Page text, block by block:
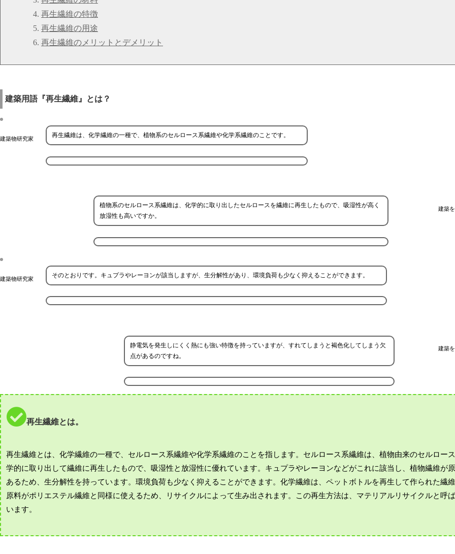
再生繊維の特徴
再生繊維の用途
再生繊維のメリットとデメリット
建築用語『再生繊維』とは？
建築物研究家 再生繊維は、化学繊維の一種で、植物系のセルロース系繊維や化学系繊維のことです。
建築
植物系のセルロース系繊維は、化学的に取り出したセルロースを繊維に再生したもので、吸湿性が高く
放湿性も高いですか。
建築物研究家 そのとおりです。キュプラやレーヨンが該当しますが、生分解性があり、環境負荷も少なく抑えることができます。
建築
静電気を発生しにくく熱にも強い特徴を持っていますが、すれてしまうと褐色化してしまう欠
点があるのですね。
再生繊維とは。
再生繊維とは、化学繊維の一種で、セルロース系繊維や化学系繊維のことを指します。セルロース系繊維は、植物由来のセルロー
学的に取り出して繊維に再生したもので、吸湿性と放湿性に優れています。キュプラやレーヨンなどがこれに該当し、植物繊維が
あるため、生分解性を持っています。環境負荷も少なく抑えることができます。化学繊維は、ペットボトルを再生して作られた繊
原料がポリエステル繊維と同様に使えるため、リサイクルによって生み出されます。この再生方法は、マテリアルリサイクルと呼
います。